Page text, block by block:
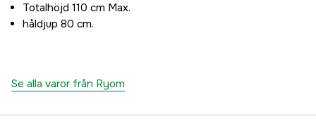
Totalhöjd 110 cm Max.
håldjup 80 cm.
Se alla varor från Ryom